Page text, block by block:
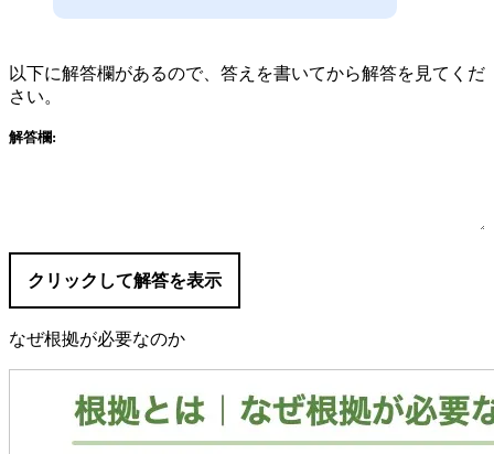
以下に解答欄があるので、答えを書いてから解答を見てくだ
さい。
解答欄:
クリックして解答を表示
なぜ根拠が必要なのか